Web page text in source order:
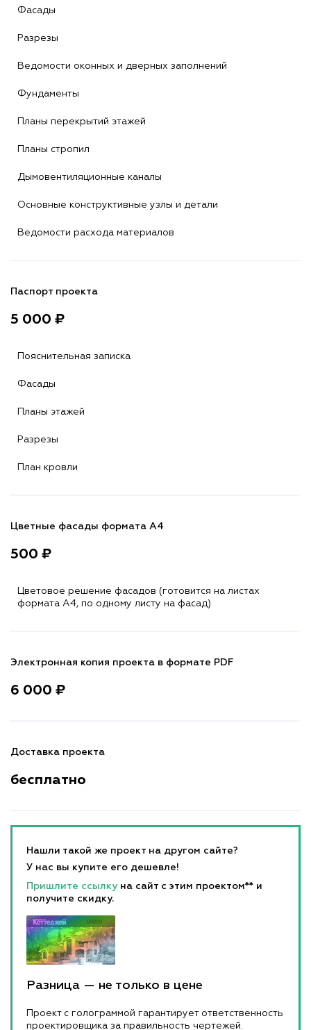
Фасады
Разрезы
Ведомости оконных и дверных заполнений
Фундаменты
Планы перекрытий этажей
Планы стропил
Дымовентиляционные каналы
Основные конструктивные узлы и детали
Ведомости расхода материалов
Паспорт проекта
5 000 ₽
Пояснительная записка
Фасады
Планы этажей
Разрезы
План кровли
Цветные фасады формата А4
500 ₽
Цветовое решение фасадов (готовится на листах
формата A4, по одному листу на фасад)
Электронная копия проекта в формате PDF
6 000 ₽
Доставка проекта
бесплатно
Нашли такой же проект на другом сайте?
У нас вы купите его дешевле!
Пришлите ссылку на сайт с этим проектом** и
получите скидку.
Разница — не только в цене
Проект с голограммой гарантирует ответственность
проектировщика за правильность чертежей.